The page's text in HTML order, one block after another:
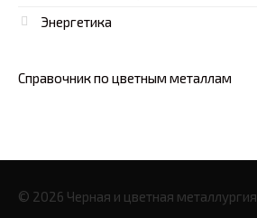
Энергетика
Справочник по цветным металлам
© 2026 Черная и цветная металлургия